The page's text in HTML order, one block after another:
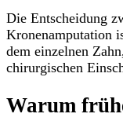
Die Entscheidung
Kronenamputation
dem einzelnen
chirurgischen
Warum